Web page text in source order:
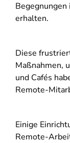
erhalten.
Diese
Maßnahmen,
und Cafés
Remote-
Einige
Remote-